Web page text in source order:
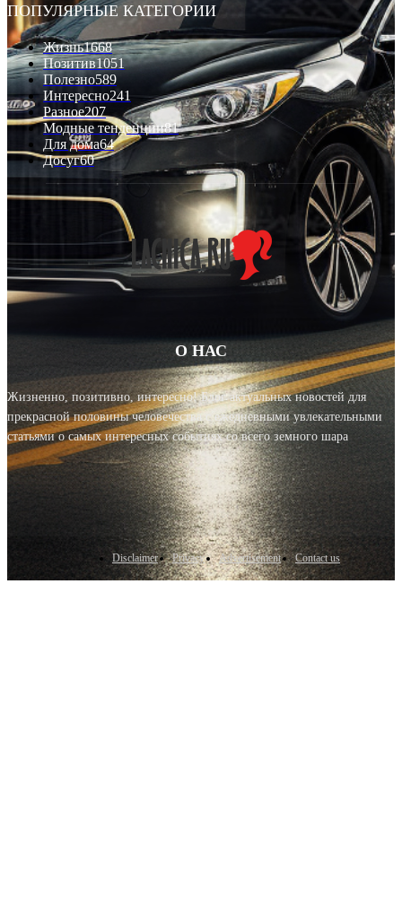
ПОПУЛЯРНЫЕ КАТЕГОРИИ
Жизнь1668
Позитив1051
Полезно589
Интересно241
Разное207
Модные тенденции81
Для дома64
Досуг60
О НАС
Жизненно, позитивно, интересно! Блог актуальных новостей для
прекрасной половины человечества с ежедневными увлекательными
статьями о самых интересных событиях со всего земного шара
Disclaimer Privacy Advertisement Contact us